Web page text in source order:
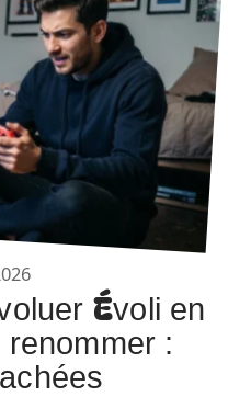
Évoli en
: